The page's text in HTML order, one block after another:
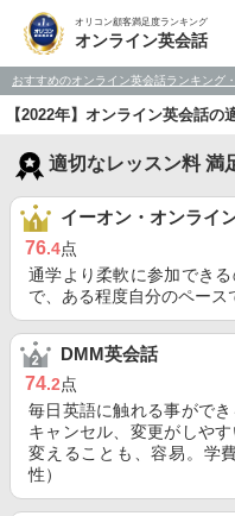
オリコン顧客満足度ランキング
オンライン英会話
おすすめのオンライン英会話ランキング
【2022年】オンライン英会話
適切なレッスン料 満
イーオン・オンライ
76.4点
通学より柔軟に参加でき
で、ある程度自分のペース
DMM英会話
74.2点
毎日英語に触れる事がで
キャンセル、変更がしや
変えることも、容易。学
性）